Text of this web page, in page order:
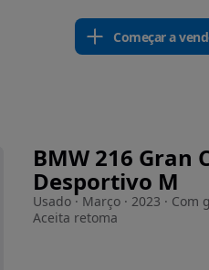
Começar a
BMW 216 Gran
Desportivo M
Usado · Março · 2023 · Com
Aceita retoma